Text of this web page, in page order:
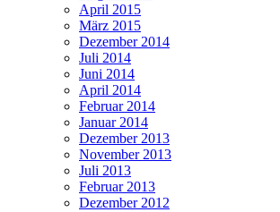
April 2015
März 2015
Dezember 2014
Juli 2014
Juni 2014
April 2014
Februar 2014
Januar 2014
Dezember 2013
November 2013
Juli 2013
Februar 2013
Dezember 2012